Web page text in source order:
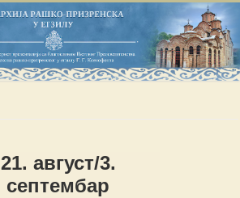
21. август/3.
септембар